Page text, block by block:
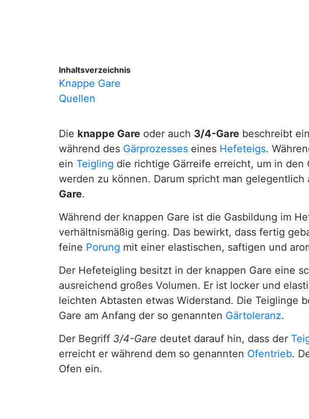
Inhaltsverzeichnis
Knappe Gare
Quellen
Die knappe Gare oder auch 3/4-Gare beschreibt
während des Gärprozesses eines Hefeteigs.
ein Teigling die richtige Gärreife erreicht, um in den
werden zu können. Darum spricht man gelegentlich
Gare.
Während der knappen Gare ist die Gasbildung im
verhältnismäßig gering. Das bewirkt, dass fertig
feine Porung mit einer elastischen, saftigen und
Der Hefeteigling besitzt in der knappen Gare eine
ausreichend großes Volumen. Er ist locker und
leichten Abtasten etwas Widerstand. Die Teiglinge
Gare am Anfang der so genannten Gärtoleranz.
Der Begriff 3/4-Gare deutet darauf hin, dass der
erreicht er während dem so genannten Ofentrieb.
Ofen ein.